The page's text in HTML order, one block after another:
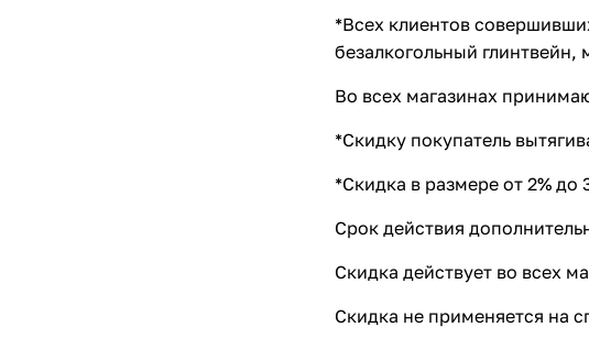
*Всех клиентов
безалкогольный
Во всех магазинах
*Скидку покупатель
*Скидка в размере от 2% до
Срок действия
Скидка действует во всех
Скидка не применяется на